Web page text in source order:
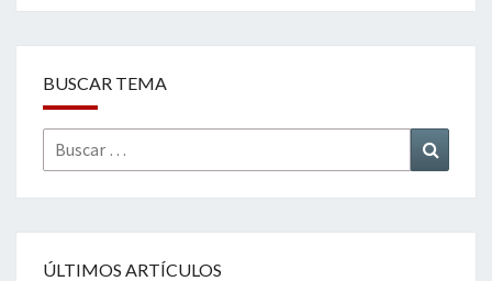
BUSCAR TEMA
Buscar
por:
ÚLTIMOS ARTÍCULOS